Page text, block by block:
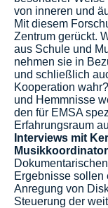
von inneren und
Mit diesem
Zentrum gerückt.
aus Schule und
nehmen sie in
und schließlich
Kooperation
und Hemmnisse
den für EMSA
Erfahrungsraum
Interviews mit
Ergebnisse sollen
Anregung von
Steuerung der